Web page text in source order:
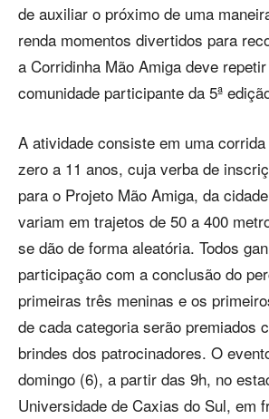
de auxiliar o próximo de uma
renda momentos divertidos para
a Corridinha Mão Amiga deve
comunidade participante da 5ª
A atividade consiste em uma
zero a 11 anos, cuja verba de
para o Projeto Mão Amiga, da
variam em trajetos de 50 a 400
se dão de forma aleatória. Todos
participação com a conclusão do
primeiras três meninas e os
de cada categoria serão premiados
brindes dos patrocinadores. O
domingo (6), a partir das 9h, no
Universidade de Caxias do Sul, em